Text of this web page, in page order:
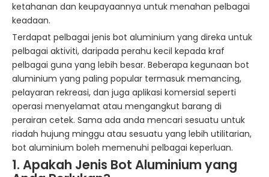
ketahanan dan keupayaannya untuk menahan pelbagai
keadaan.
Terdapat pelbagai jenis bot aluminium yang direka untuk
pelbagai aktiviti, daripada perahu kecil kepada kraf
pelbagai guna yang lebih besar. Beberapa kegunaan bot
aluminium yang paling popular termasuk memancing,
pelayaran rekreasi, dan juga aplikasi komersial seperti
operasi menyelamat atau mengangkut barang di
perairan cetek. Sama ada anda mencari sesuatu untuk
riadah hujung minggu atau sesuatu yang lebih utilitarian,
bot aluminium boleh memenuhi pelbagai keperluan.
1. Apakah Jenis Bot Aluminium yang